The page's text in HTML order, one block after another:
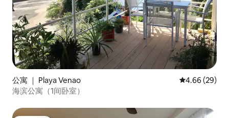
公寓 ｜ Playa Venao 平均评分 4.66
4.66 (29)
海滨公寓（1间卧室）